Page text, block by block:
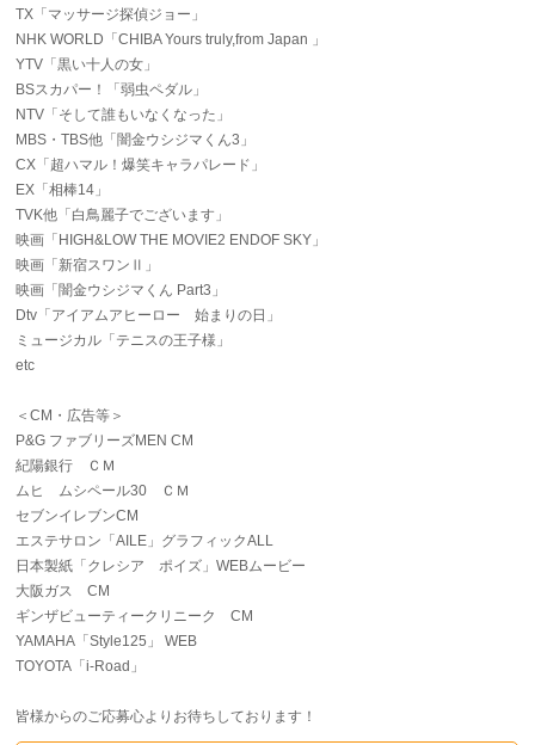
TX「マッサージ探偵ジョー」
NHK WORLD「CHIBA Yours truly,from Japan 」
YTV「黒い十人の女」
BSスカパー！「弱虫ペダル」
NTV「そして誰もいなくなった」
MBS・TBS他「闇金ウシジマくん3」
CX「超ハマル！爆笑キャラパレード」
EX「相棒14」
TVK他「白鳥麗子でございます」
映画「HIGH&LOW THE MOVIE2 ENDOF SKY」
映画「新宿スワンⅡ」
映画「闇金ウシジマくん Part3」
Dtv「アイアムアヒーロー 始まりの日」
ミュージカル「テニスの王子様」
etc
＜CM・広告等＞
P&G ファブリーズMEN CM
紀陽銀行 ＣＭ
ムヒ ムシペール30 ＣＭ
セブンイレブンCM
エステサロン「AILE」グラフィックALL
日本製紙「クレシア ポイズ」WEBムービー
大阪ガス CM
ギンザビューティークリニーク CM
YAMAHA「Style125」 WEB
TOYOTA「i-Road」
皆様からのご応募心よりお待ちしております！